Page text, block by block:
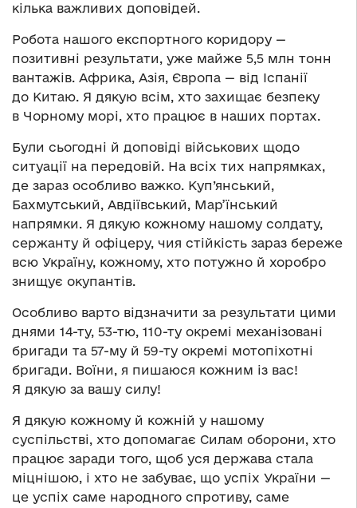
кілька важливих доповідей.
Робота нашого експортного коридору —
позитивні результати, уже майже 5,5 млн тонн
вантажів. Африка, Азія, Європа — від Іспанії
до Китаю. Я дякую всім, хто захищає безпеку
в Чорному морі, хто працює в наших портах.
Були сьогодні й доповіді військових щодо
ситуації на передовій. На всіх тих напрямках,
де зараз особливо важко. Куп’янський,
Бахмутський, Авдіївський, Мар’їнський
напрямки. Я дякую кожному нашому солдату,
сержанту й офіцеру, чия стійкість зараз береже
всю Україну, кожному, хто потужно й хоробро
знищує окупантів.
Особливо варто відзначити за результати цими
днями 14-ту, 53-тю, 110-ту окремі механізовані
бригади та 57-му й 59-ту окремі мотопіхотні
бригади. Воїни, я пишаюся кожним із вас!
Я дякую за вашу силу!
Я дякую кожному й кожній у нашому
суспільстві, хто допомагає Силам оборони, хто
працює заради того, щоб уся держава стала
міцнішою, і хто не забуває, що успіх України —
це успіх саме народного спротиву, саме